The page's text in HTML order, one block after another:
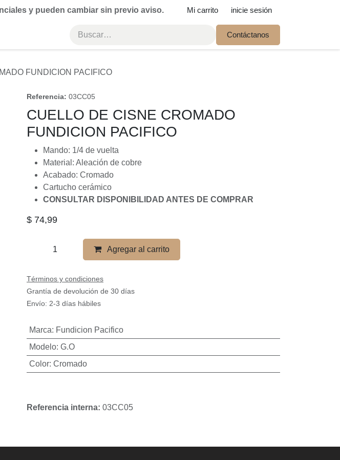
y pueden cambiar sin previo aviso. Mi carrito inicie sesión
Contáctanos
FUNDICION PACIFICO
Referencia: 03CC05
CUELLO DE CISNE CROMADO
FUNDICION PACIFICO
Mando: 1/4 de vuelta
Material: Aleación de cobre
Acabado: Cromado
Cartucho cerámico
CONSULTAR DISPONIBILIDAD ANTES DE COMPRAR
$ 74,99
Agregar al carrito
Términos y condiciones
Grantía de devolución de 30 días
Envío: 2-3 días hábiles
Marca: Fundicion Pacifico
Modelo: G.O
Color: Cromado
Referencia interna: 03CC05